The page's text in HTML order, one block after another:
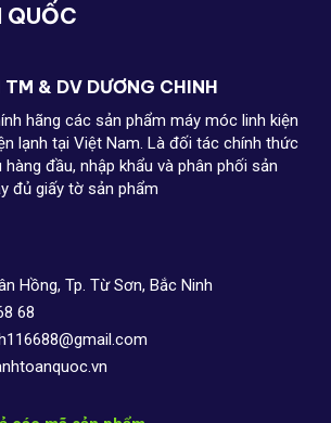
QUỐC
& DV DƯƠNG CHINH
hãng các sản phẩm máy móc linh kiện
lạnh tại Việt Nam. Là đối tác chính thức
đầu, nhập khẩu và phân phối sản
đủ giấy tờ sản phẩm
Hồng, Tp. Từ Sơn, Bắc Ninh
68